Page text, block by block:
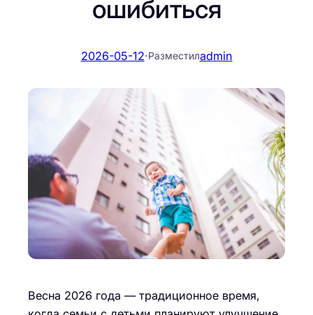
ошибиться
2026-05-12·Разместилadmin
Весна 2026 года — традиционное время,